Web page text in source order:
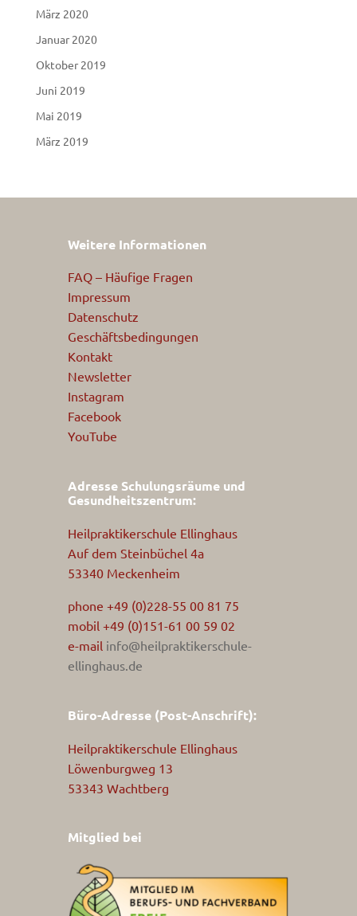
März 2020
Januar 2020
Oktober 2019
Juni 2019
Mai 2019
März 2019
Weitere Informationen
FAQ – Häufige Fragen
Impressum
Datenschutz
Geschäftsbedingungen
Kontakt
Newsletter
Instagram
Facebook
YouTube
Adresse Schulungsräume und
Gesundheitszentrum:
Heilpraktikerschule Ellinghaus
Auf dem Steinbüchel 4a
53340 Meckenheim
phone +49 (0)228-55 00 81 75
mobil +49 (0)151-61 00 59 02
e-mail info@heilpraktikerschule-
ellinghaus.de
Büro-Adresse (Post-Anschrift):
Heilpraktikerschule Ellinghaus
Löwenburgweg 13
53343 Wachtberg
Mitglied bei